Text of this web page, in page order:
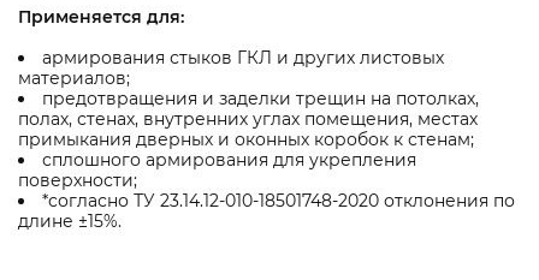
Применяется для:
армирования стыков ГКЛ и других листовых
материалов;
предотвращения и заделки трещин на потолках,
полах, стенах, внутренних углах помещения, местах
примыкания дверных и оконных коробок к стенам;
сплошного армирования для укрепления
поверхности;
*согласно ТУ 23.14.12-010-18501748-2020 отклонения по
длине ±15%.